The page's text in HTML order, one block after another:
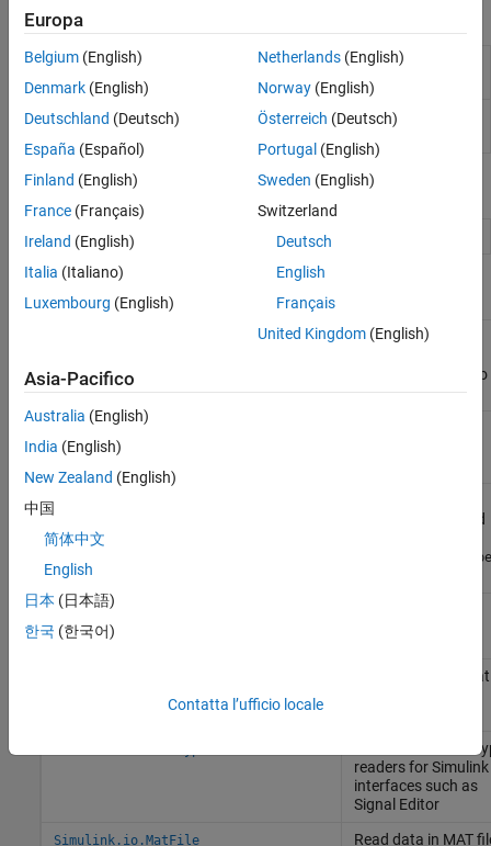
Attività di Live Editor
Creazione del segnale Create signal in Live Editor
R2022b)
Generazione di forma
Generate waveform in Live Editor
Strumenti
Signal Editor Create and edit input signals
Funzioni
signalBuilderToSignalEditor
Import signal data
Signal Builder block to
Signal Editor block
signalbuilder
Simulink.io.getFileTypeDiagnostics
field
Simulink.io.FileType
Classi
Read data in format
Base class for file
readers forSimulink
interfaces such as
Signal Editor
Simulink.io.MatFile
Read data in MAT
Europa
Belgium (English)
Denmark (English)
Deutschland (Deutsch)
España (Español)
Finland (English)
France (Français)
Ireland (English)
Italia (Italiano)
Luxembourg (English)
Netherlands(English)
Norway(English)
Österreich (Deutsch)
Portugal (English)
Sweden (English)
Switzerland
Deutsch
English
Français
United Kingdom(English)
Asia-Pacifico
Australia (English)
India (English)
New Zealand (English)
中国
简体中文
English
日本 (日本語)
한국 (한국어)
Contatta l’ufficio locale